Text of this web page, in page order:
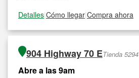
Detalles|Cómo llegar|Compra ahora
904 Highway 70 ETienda 5294
Abre a las 9am